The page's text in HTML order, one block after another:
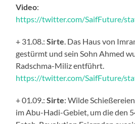
Video:
https://twitter.com/SaifFuture/
+ 31.08.:Sirte. Das Haus von
gestürmt und sein Sohn Ahmed
Radschma-Miliz entführt.
https://twitter.com/SaifFuture/
+ 01.09.:Sirte: Wilde
im Abu-Hadi-Gebiet, um die den